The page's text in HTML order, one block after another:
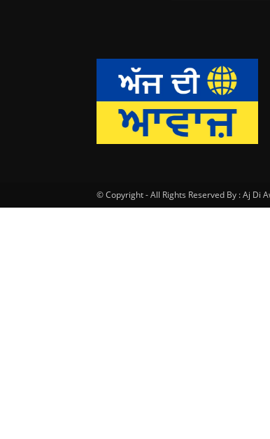
© Copyright - All Rights Reserved By : Aj Di